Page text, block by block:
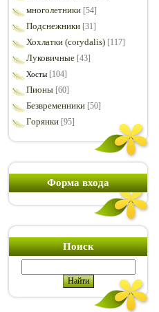
многолетники [54]
Подснежники [31]
Хохлатки (corydalis) [117]
Луковичные [43]
Хосты [104]
Пионы [60]
Безвременники [50]
Горянки [95]
Форма входа
Поиск